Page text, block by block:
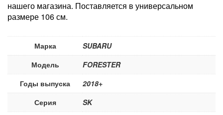
нашего магазина. Поставляется в универсальном
размере 106 см.
Марка
SUBARU
Модель
FORESTER
Годы выпуска
2018+
Серия
SK